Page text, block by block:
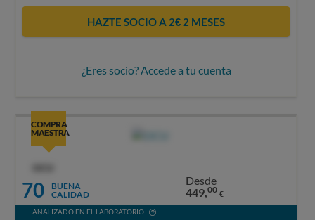
HAZTE SOCIO A 2€ 2 MESES
¿Eres socio? Accede a tu cuenta
COMPRA
MAESTRA
70
BUENA
CALIDAD
Desde
449,00 €
ANALIZADO EN EL LABORATORIO